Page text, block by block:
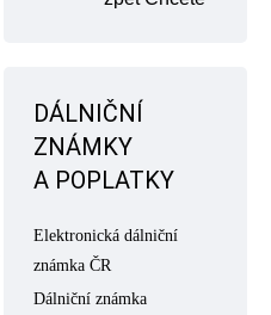
DÁLNIČNÍ
ZNÁMKY
A POPLATKY
Elektronická dálniční
známka ČR
Dálniční známka